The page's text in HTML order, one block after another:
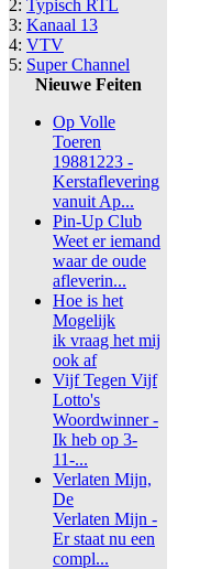
2: Typisch RTL
3: Kanaal 13
4: VTV
5: Super Channel
Nieuwe Feiten
Op Volle
Toeren
19881223 -
Kerstaflevering
vanuit Ap...
Pin-Up Club
Weet er iemand
waar de oude
afleverin...
Hoe is het
Mogelijk
ik vraag het mij
ook af
Vijf Tegen Vijf
Lotto's
Woordwinner -
Ik heb op 3-
11-...
Verlaten Mijn,
De
Verlaten Mijn -
Er staat nu een
compl...